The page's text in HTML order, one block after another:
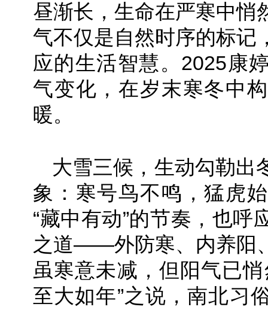
昼渐长，生命在严寒中悄
气不仅是自然时序的标记
应的生活智慧。2025康
气变化，在岁末寒冬中
暖。
大雪三候，生动勾勒出
象：寒号鸟不鸣，猛虎
“藏中有动”的节奏，也呼
之道——外防寒、内养阳
虽寒意未减，但阳气已
至大如年”之说，南北习